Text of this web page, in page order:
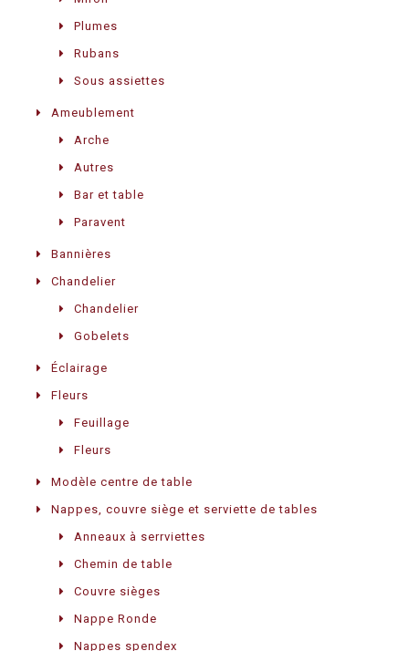
Plumes
Rubans
Sous assiettes
Ameublement
Arche
Autres
Bar et table
Paravent
Bannières
Chandelier
Chandelier
Gobelets
Éclairage
Fleurs
Feuillage
Fleurs
Modèle centre de table
Nappes, couvre siège et serviette de tables
Anneaux à serrviettes
Chemin de table
Couvre sièges
Nappe Ronde
Nappes spendex